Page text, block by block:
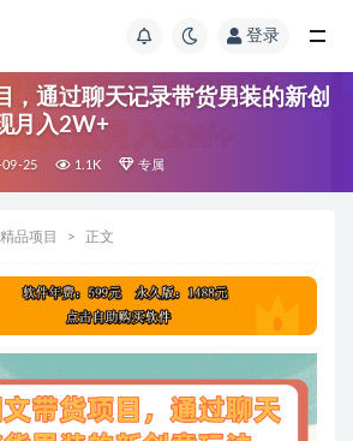
登录
，通过聊天记录带货男装的新创
月入2W+
09-25 1.1K 专属
精品项目 正文